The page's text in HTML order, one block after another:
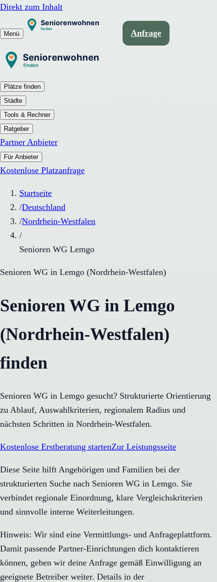
Direkt zum Inhalt
Menü Anfrage
Plätze finden
Städte
Tools & Rechner
Ratgeber
Partner Anbieter
Für Anbieter
Kostenlose Platzanfrage
Startseite
/Deutschland
/Nordrhein-Westfalen
/
Senioren WG Lemgo
Senioren WG in Lemgo (Nordrhein-Westfalen)
Senioren WG in Lemgo
(Nordrhein-Westfalen)
finden
Senioren WG in Lemgo gesucht? Strukturierte Orientierung
zu Ablauf, Auswahlkriterien, regionalem Radius und
nächsten Schritten in Nordrhein-Westfalen.
Kostenlose Erstberatung startenZur Leistungsseite
Diese Seite hilft Angehörigen und Familien bei der
strukturierten Suche nach Senioren WG in Lemgo. Sie
verbindet regionale Einordnung, klare Vergleichskriterien
und sinnvolle interne Weiterleitungen.
Hinweis: Wir sind eine Vermittlungs- und Anfrageplattform.
Damit passende Partner-Einrichtungen dich kontaktieren
können, geben wir deine Anfrage gemäß Einwilligung an
geeignete Betreiber weiter. Details in der